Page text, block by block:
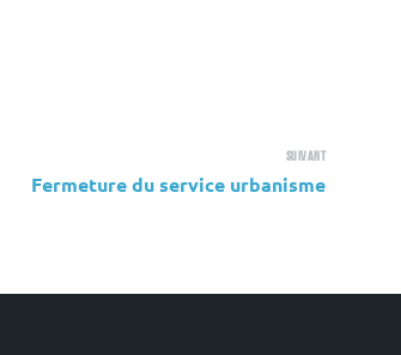
Suivant
Fermeture du service urbanisme